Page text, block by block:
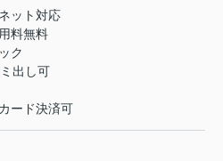
ット対応
料無料
ク
出し可
ード決済可